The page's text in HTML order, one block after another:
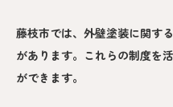
藤枝市では、外壁塗装に関す
があります。これらの制度を
ができます。